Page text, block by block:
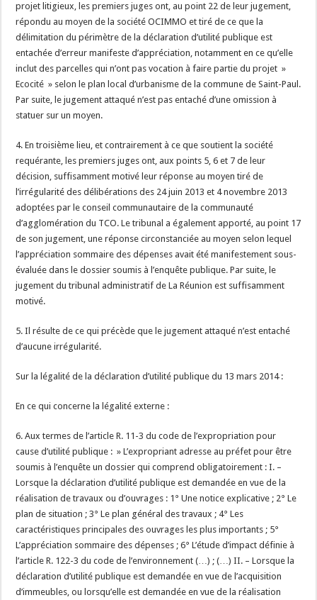
projet litigieux, les premiers juges ont, au point 22 de leur jugement,
répondu au moyen de la société OCIMMO et tiré de ce que la
délimitation du périmètre de la déclaration d’utilité publique est
entachée d’erreur manifeste d’appréciation, notamment en ce qu’elle
inclut des parcelles qui n’ont pas vocation à faire partie du projet »
Ecocité » selon le plan local d’urbanisme de la commune de Saint-Paul.
Par suite, le jugement attaqué n’est pas entaché d’une omission à
statuer sur un moyen.
4. En troisième lieu, et contrairement à ce que soutient la société
requérante, les premiers juges ont, aux points 5, 6 et 7 de leur
décision, suffisamment motivé leur réponse au moyen tiré de
l’irrégularité des délibérations des 24 juin 2013 et 4 novembre 2013
adoptées par le conseil communautaire de la communauté
d’agglomération du TCO. Le tribunal a également apporté, au point 17
de son jugement, une réponse circonstanciée au moyen selon lequel
l’appréciation sommaire des dépenses avait été manifestement sous-
évaluée dans le dossier soumis à l’enquête publique. Par suite, le
jugement du tribunal administratif de La Réunion est suffisamment
motivé.
5. Il résulte de ce qui précède que le jugement attaqué n’est entaché
d’aucune irrégularité.
Sur la légalité de la déclaration d’utilité publique du 13 mars 2014 :
En ce qui concerne la légalité externe :
6. Aux termes de l’article R. 11-3 du code de l’expropriation pour
cause d’utilité publique : » L’expropriant adresse au préfet pour être
soumis à l’enquête un dossier qui comprend obligatoirement : I. –
Lorsque la déclaration d’utilité publique est demandée en vue de la
réalisation de travaux ou d’ouvrages : 1° Une notice explicative ; 2° Le
plan de situation ; 3° Le plan général des travaux ; 4° Les
caractéristiques principales des ouvrages les plus importants ; 5°
L’appréciation sommaire des dépenses ; 6° L’étude d’impact définie à
l’article R. 122-3 du code de l’environnement (…) ; (…) II. – Lorsque la
déclaration d’utilité publique est demandée en vue de l’acquisition
d’immeubles, ou lorsqu’elle est demandée en vue de la réalisation